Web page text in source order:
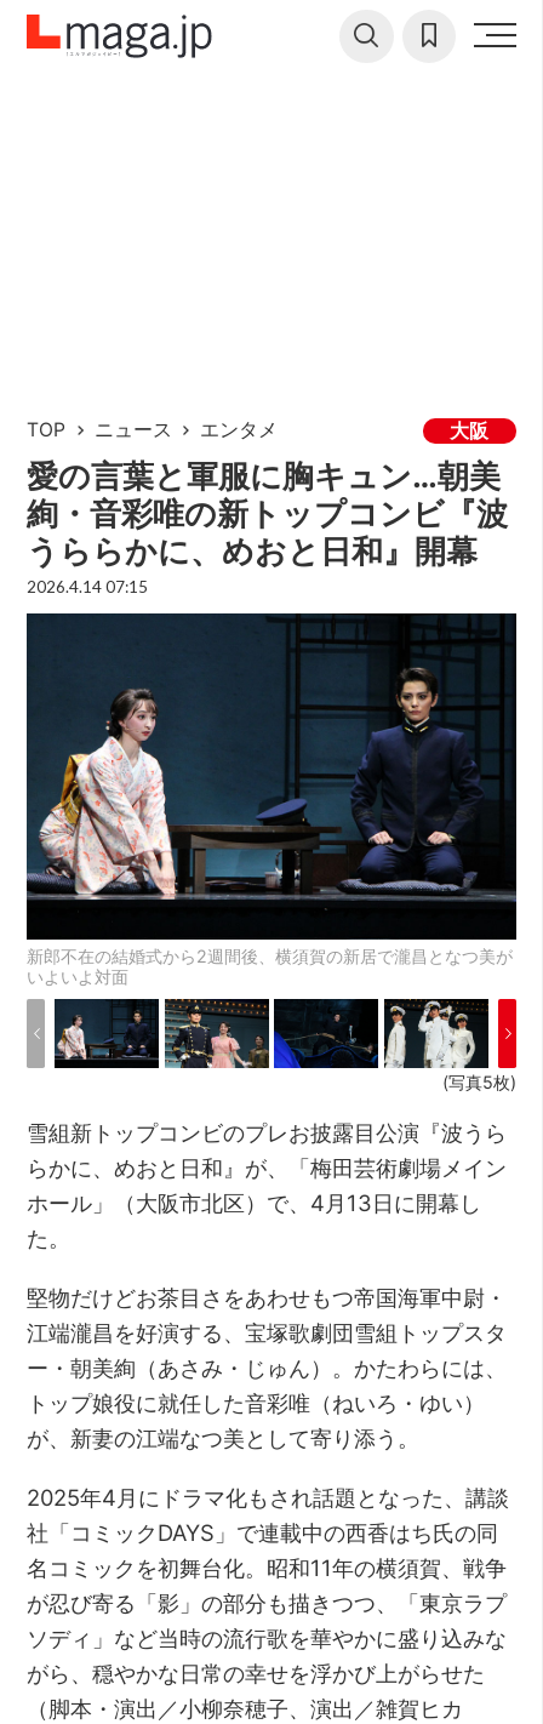
TOP ニュース エンタメ 大阪
愛の言葉と軍服に胸キュン…朝美
絢・音彩唯の新トップコンビ『波
うららかに、めおと日和』開幕
2026.4.14 07:15
新郎不在の結婚式から2週間後、横須賀の新居で瀧昌となつ美が
いよいよ対面
(写真5枚)
雪組新トップコンビのプレお披露目公演『波うら
らかに、めおと日和』が、「梅田芸術劇場メイン
ホール」（大阪市北区）で、4月13日に開幕し
た。
堅物だけどお茶目さをあわせもつ帝国海軍中尉・
江端瀧昌を好演する、宝塚歌劇団雪組トップスタ
ー・朝美絢（あさみ・じゅん）。かたわらには、
トップ娘役に就任した音彩唯（ねいろ・ゆい）
が、新妻の江端なつ美として寄り添う。
2025年4月にドラマ化もされ話題となった、講談
社「コミックDAYS」で連載中の西香はち氏の同
名コミックを初舞台化。昭和11年の横須賀、戦争
が忍び寄る「影」の部分も描きつつ、「東京ラプ
ソディ」など当時の流行歌を華やかに盛り込みな
がら、穏やかな日常の幸せを浮かび上がらせた
（脚本・演出／小柳奈穂子、演出／雑賀ヒカ